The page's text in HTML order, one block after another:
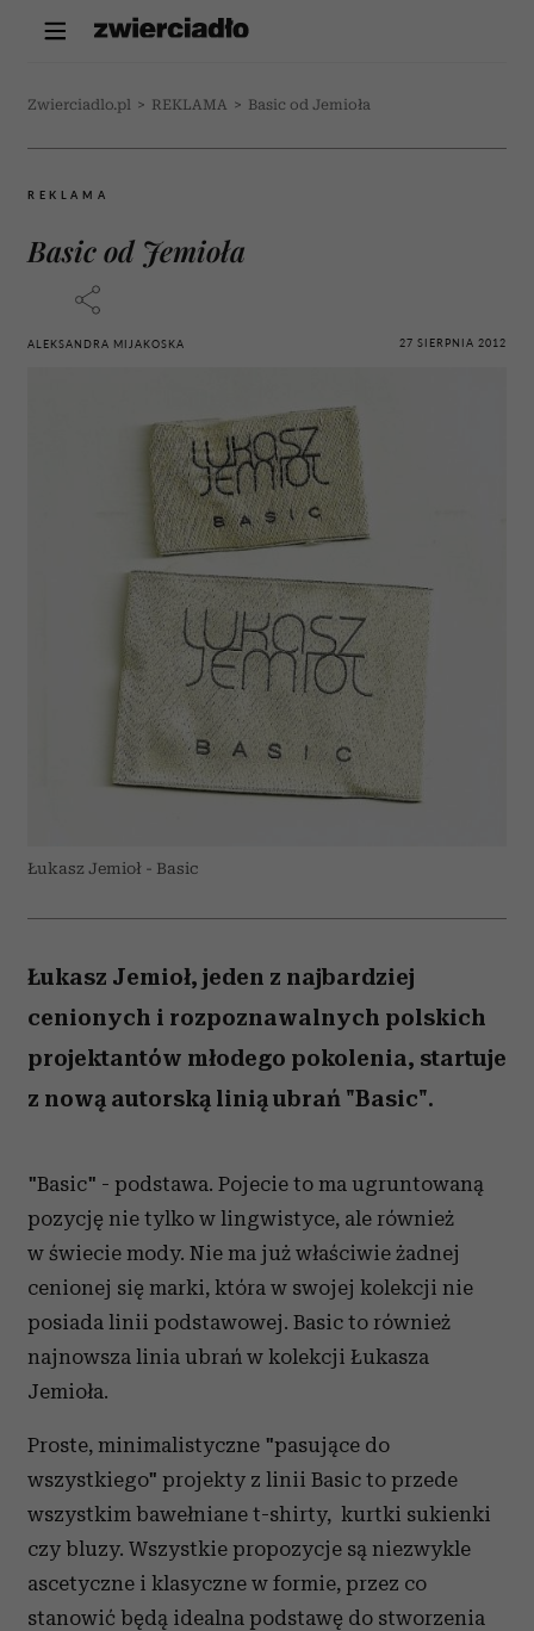
Zwierciadlo.pl > REKLAMA > Basic od Jemioła
REKLAMA
Basic od Jemioła
ALEKSANDRA MIJAKOSKA 27 SIERPNIA 2012
Łukasz Jemioł - Basic
Łukasz Jemioł, jeden z najbardziej
cenionych i rozpoznawalnych polskich
projektantów młodego pokolenia, startuje
z nową autorską linią ubrań "Basic".
"Basic" - podstawa. Pojecie to ma ugruntowaną
pozycję nie tylko w lingwistyce, ale również
w świecie mody. Nie ma już właściwie żadnej
cenionej się marki, która w swojej kolekcji nie
posiada linii podstawowej. Basic to również
najnowsza linia ubrań w kolekcji Łukasza
Jemioła.
Proste, minimalistyczne "pasujące do
wszystkiego" projekty z linii Basic to przede
wszystkim bawełniane t-shirty, kurtki sukienki
czy bluzy. Wszystkie propozycje są niezwykle
ascetyczne i klasyczne w formie, przez co
stanowić będą idealna podstawę do stworzenia